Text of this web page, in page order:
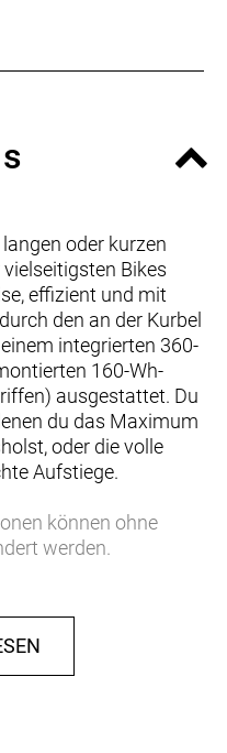
oder kurzen
Bikes
effizient und mit
den an der Kurbel
integrierten 360-
160-Wh-
ausgestattet. Du
du das Maximum
oder die volle
Aufstiege.
können ohne
werden.
Hanger, Fully
Ready
Disc, 1 1/4´´-1